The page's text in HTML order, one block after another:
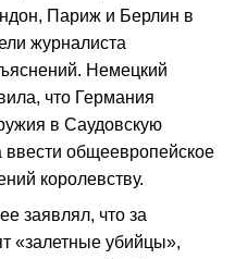
Париж и Берлин в
журналиста
Немецкий
что Германия
в Саудовскую
общеевропейское
королевству.
заявлял, что за
«залетные убийцы»,